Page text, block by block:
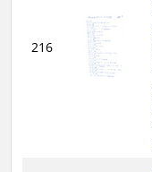
216